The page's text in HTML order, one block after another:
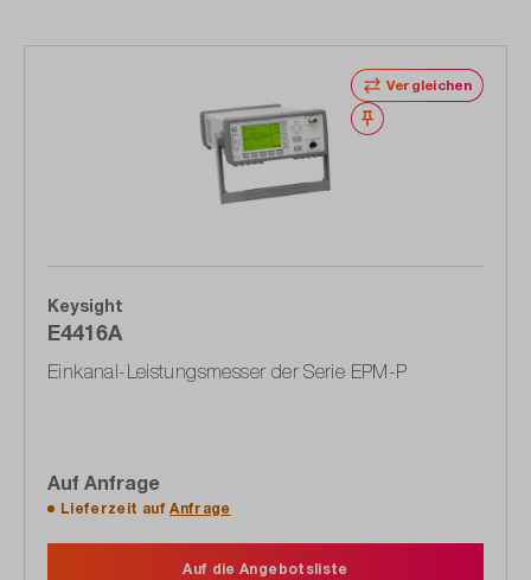
Vergleichen
Merken
Keysight
E4416A
Einkanal-Leistungsmesser der Serie EPM-P
Auf Anfrage
Lieferzeit aufAnfrage
Auf die Angebotsliste